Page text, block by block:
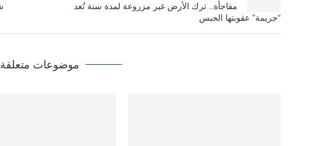
مفاجأة.. ترك الأرض غير مزروعة لمدة سنة تُعد
“جريمة” عقوبتها الحبس
موضوعات متعلقة